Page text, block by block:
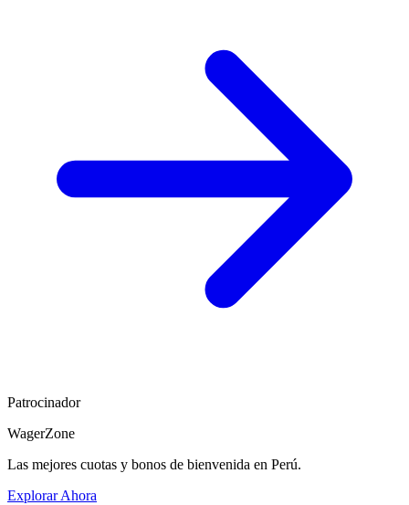
Patrocinador
WagerZone
Las mejores cuotas y bonos de bienvenida en Perú.
Explorar Ahora